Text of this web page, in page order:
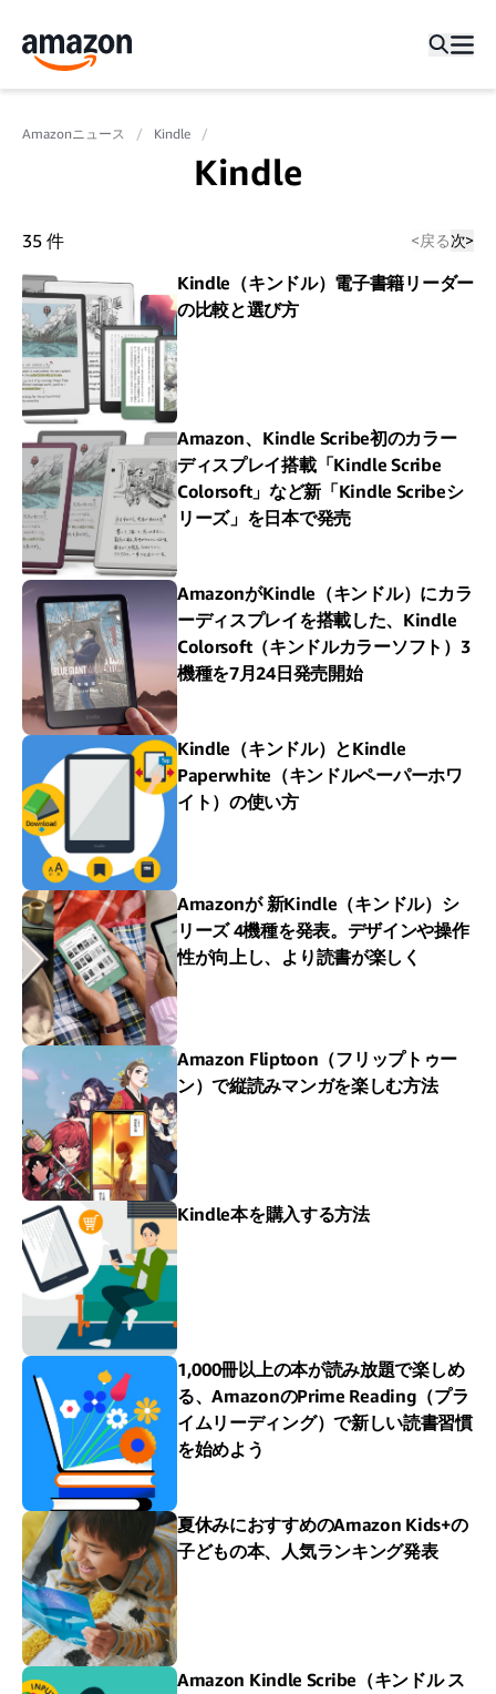
Amazonニュース Kindle
Kindle
35 件 <戻る次>
Kindle（キンドル）電子書籍リーダー
の比較と選び方
Amazon、Kindle Scribe初のカラー
ディスプレイ搭載「Kindle Scribe
Colorsoft」など新「Kindle Scribeシ
リーズ」を日本で発売
AmazonがKindle（キンドル）にカラ
ーディスプレイを搭載した、Kindle
Colorsoft（キンドルカラーソフト）3
機種を7月24日発売開始
Kindle（キンドル）とKindle
Paperwhite（キンドルペーパーホワ
イト）の使い方
Amazonが 新Kindle（キンドル）シ
リーズ 4機種を発表。デザインや操作
性が向上し、より読書が楽しく
Amazon Fliptoon（フリップトゥー
ン）で縦読みマンガを楽しむ方法
Kindle本を購入する方法
1,000冊以上の本が読み放題で楽しめ
る、AmazonのPrime Reading（プラ
イムリーディング）で新しい読書習慣
を始めよう
夏休みにおすすめのAmazon Kids+の
子どもの本、人気ランキング発表
Amazon Kindle Scribe（キンドル ス